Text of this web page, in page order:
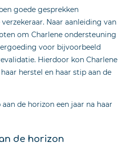
goede gesprekken
Naar aanleiding van
om Charlene ondersteuning
voor bijvoorbeeld
Hierdoor kon Charlene
herstel en haar stip aan de
de horizon een jaar na haar
de horizon